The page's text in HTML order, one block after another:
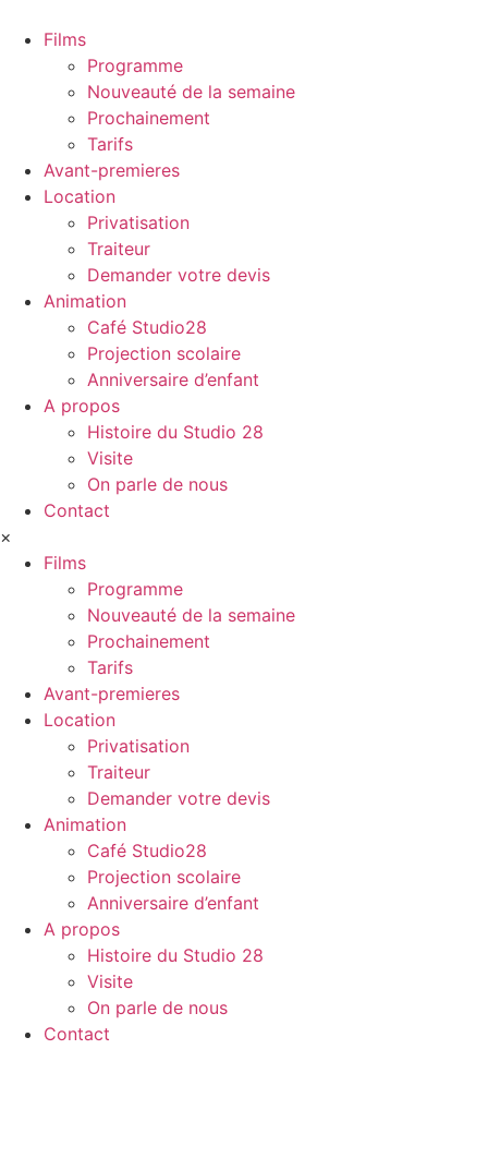
Films
Programme
Nouveauté de la semaine
Prochainement
Tarifs
Avant-premieres
Location
Privatisation
Traiteur
Demander votre devis
Animation
Café Studio28
Projection scolaire
Anniversaire d’enfant
A propos
Histoire du Studio 28
Visite
On parle de nous
Contact
×
Films
Programme
Nouveauté de la semaine
Prochainement
Tarifs
Avant-premieres
Location
Privatisation
Traiteur
Demander votre devis
Animation
Café Studio28
Projection scolaire
Anniversaire d’enfant
A propos
Histoire du Studio 28
Visite
On parle de nous
Contact